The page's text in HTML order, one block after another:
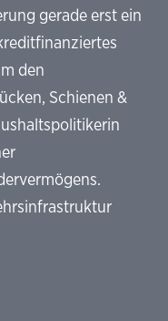
gerade erst ein
den
Schienen &